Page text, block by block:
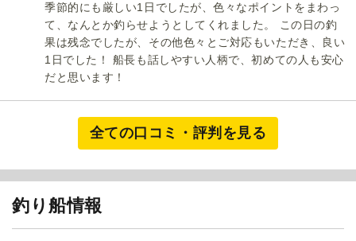
季節的にも厳しい1日でしたが、色々なポイントをまわっ
て、なんとか釣らせようとしてくれました。 この日の釣
果は残念でしたが、その他色々とご対応もいただき、良い
1日でした！ 船長も話しやすい人柄で、初めての人も安心
だと思います！
全ての口コミ・評判を見る
釣り船情報
1/17